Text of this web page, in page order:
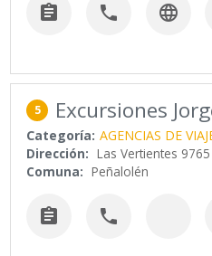
  
5 Excursiones
Categoría: AGENCIAS DE
Dirección: Las Vertientes 9765
Comuna: Peñalolén
 